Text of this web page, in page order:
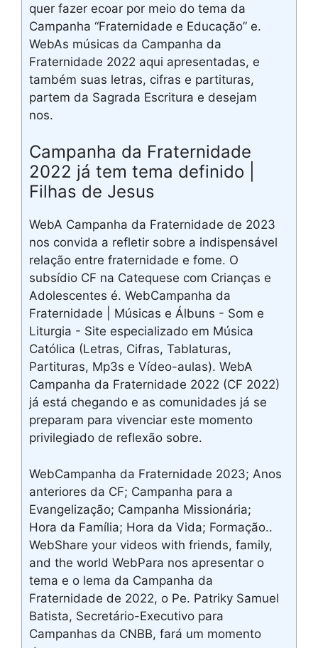
quer fazer ecoar por meio do tema da
Campanha “Fraternidade e Educação” e.
WebAs músicas da Campanha da
Fraternidade 2022 aqui apresentadas, e
também suas letras, cifras e partituras,
partem da Sagrada Escritura e desejam
nos.
Campanha da Fraternidade
2022 já tem tema definido |
Filhas de Jesus
WebA Campanha da Fraternidade de 2023
nos convida a refletir sobre a indispensável
relação entre fraternidade e fome. O
subsídio CF na Catequese com Crianças e
Adolescentes é. WebCampanha da
Fraternidade | Músicas e Álbuns - Som e
Liturgia - Site especializado em Música
Católica (Letras, Cifras, Tablaturas,
Partituras, Mp3s e Vídeo-aulas). WebA
Campanha da Fraternidade 2022 (CF 2022)
já está chegando e as comunidades já se
preparam para vivenciar este momento
privilegiado de reflexão sobre.
WebCampanha da Fraternidade 2023; Anos
anteriores da CF; Campanha para a
Evangelização; Campanha Missionária;
Hora da Família; Hora da Vida; Formação..
WebShare your videos with friends, family,
and the world WebPara nos apresentar o
tema e o lema da Campanha da
Fraternidade de 2022, o Pe. Patriky Samuel
Batista, Secretário-Executivo para
Campanhas da CNBB, fará um momento